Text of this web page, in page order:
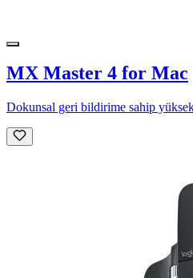
MX Master 4 for Mac
Dokunsal geri bildirime sahip